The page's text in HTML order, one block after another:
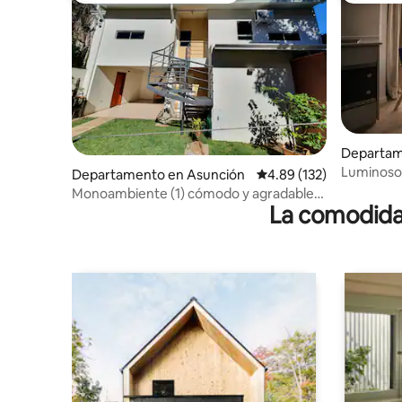
Departamento en Asunción Calificación promedio:
4.89 (132)
Monoambiente (1) cómodo y agradable
La